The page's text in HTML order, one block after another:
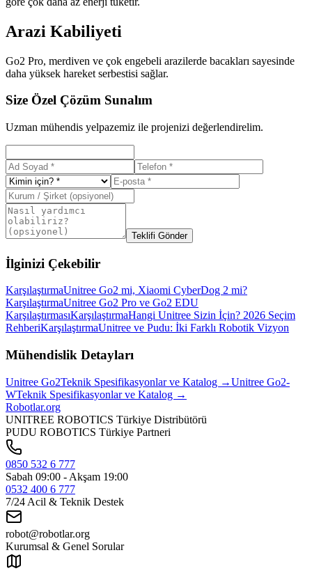
Arazi Kabiliyeti
Go2 Pro, merdiven ve çok engebeli arazilerde bacakları sayesinde
daha yüksek hareket serbestisi sağlar.
Size Özel Çözüm Sunalım
Uzman mühendis yelpazemiz ile projenizi değerlendirelim.
Teklifi Gönder
İlginizi Çekebilir
KarşılaştırmaUnitree Go2 mi, Xiaomi CyberDog 2 mi?
KarşılaştırmaUnitree Go2 Pro ve Go2 EDU
KarşılaştırmasıKarşılaştırmaHangi Unitree Sizin İçin? 2026 Seçim
RehberiKarşılaştırmaUnitree ve Pudu: İki Farklı Robotik Vizyon
Mühendislik Detayları
Unitree Go2Teknik Spesifikasyonlar ve Katalog →Unitree Go2-
WTeknik Spesifikasyonlar ve Katalog →
Robotlar.org
UNITREE ROBOTICS Türkiye Distribütörü
PUDU ROBOTICS Türkiye Partneri
0850 532 6 777
Sabah 09:00 - Akşam 19:00
0532 400 6 777
7/24 Acil & Teknik Destek
robot@robotlar.org
Kurumsal & Genel Sorular